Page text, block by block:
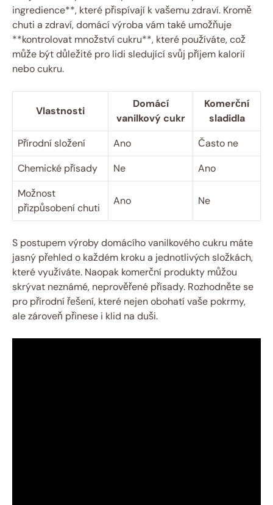
ingredience**, které přispívají k vašemu zdraví. Kromě
chuti a zdraví, domácí výroba vám také umožňuje
**kontrolovat množství cukru**, které používáte, což
může být důležité pro lidi sledující svůj příjem kalorií
nebo cukru.
Vlastnosti
Domácí
vanilkový cukr
Komerční
sladidla
Přírodní složení
Ano
Často ne
Chemické přísady
Ne
Ano
Možnost
přizpůsobení chuti
Ano Ne
S postupem výroby domácího vanilkového cukru máte
jasný přehled o každém kroku a jednotlivých složkách,
které využíváte. Naopak komerční produkty můžou
skrývat neznámé, neprověřené přísady. Rozhodněte se
pro přírodní řešení, které nejen obohatí vaše pokrmy,
ale zároveň přinese i klid na duši.